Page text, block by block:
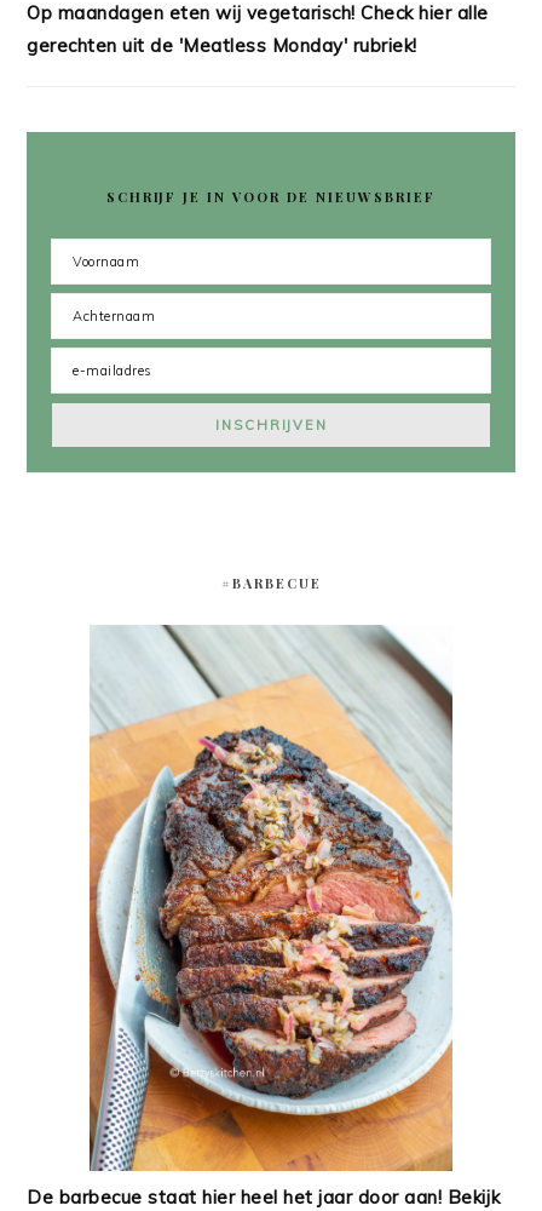
Op maandagen eten wij vegetarisch! Check hier alle
gerechten uit de 'Meatless Monday' rubriek!
SCHRIJF JE IN VOOR DE NIEUWSBRIEF
#BARBECUE
De barbecue staat hier heel het jaar door aan! Bekijk